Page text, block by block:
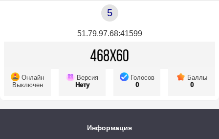
5
51.79.97.68:41599
Онлайн
Выключен
Версия
Нету
Голосов
0
Баллы
0
Информация